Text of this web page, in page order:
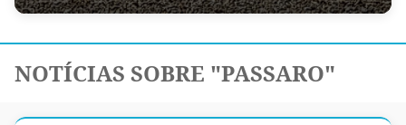
NOTÍCIAS SOBRE "PASSARO"